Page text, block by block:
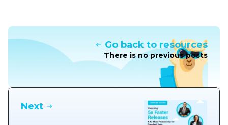
Go back to resources
There is no previous posts
Next